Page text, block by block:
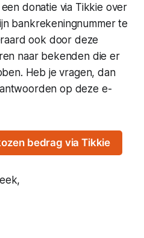
donatie via Tikkie over
bankrekeningnummer te
ook door deze
naar bekenden die er
Heb je vragen, dan
op deze e-
bedrag via Tikkie